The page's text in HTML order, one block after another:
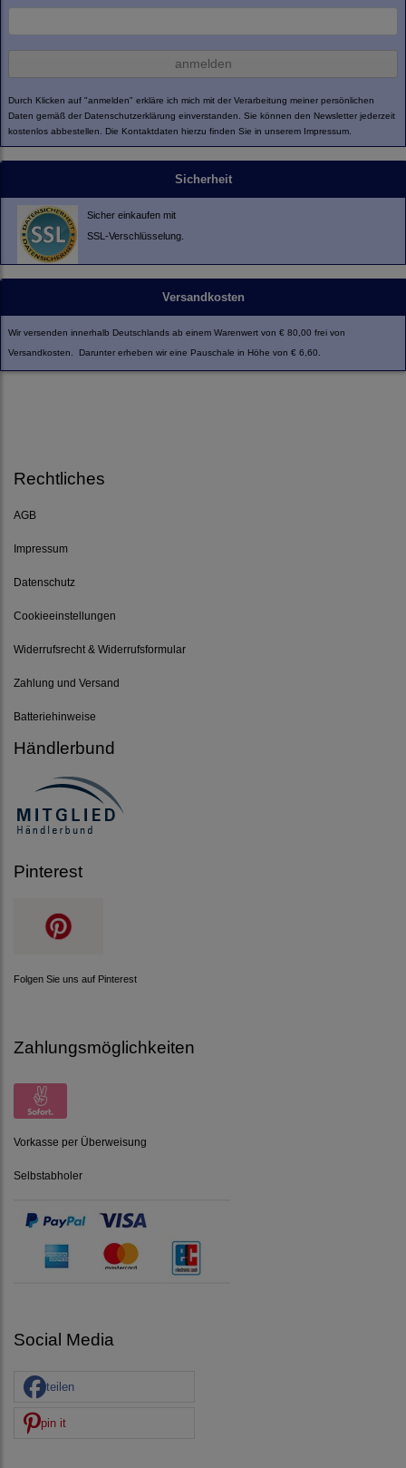
anmelden
Durch Klicken auf "anmelden" erkläre ich mich mit der Verarbeitung meiner persönlichen
Daten gemäß der Datenschutzerklärung einverstanden. Sie können den Newsletter jederzeit
kostenlos abbestellen. Die Kontaktdaten hierzu finden Sie in unserem Impressum.
Sicherheit
Sicher einkaufen mit
SSL-Verschlüsselung.
Versandkosten
Wir versenden innerhalb Deutschlands ab einem Warenwert von € 80,00 frei von
Versandkosten. Darunter erheben wir eine Pauschale in Höhe von € 6,60.
Rechtliches
AGB
Impressum
Datenschutz
Cookieeinstellungen
Widerrufsrecht & Widerrufsformular
Zahlung und Versand
Batteriehinweise
Händlerbund
Pinterest
Folgen Sie uns auf Pinterest
Zahlungsmöglichkeiten
Vorkasse per Überweisung
Selbstabholer
Social Media
teilen
pin it